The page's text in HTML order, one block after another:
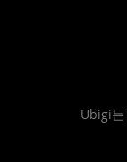
Ubigi는